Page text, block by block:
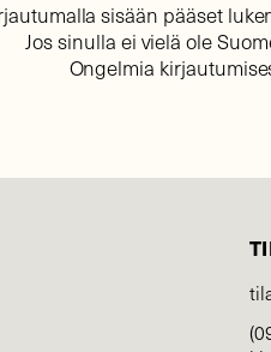
sisään pääset
Jos sinulla ei vielä ole
Ongelmia